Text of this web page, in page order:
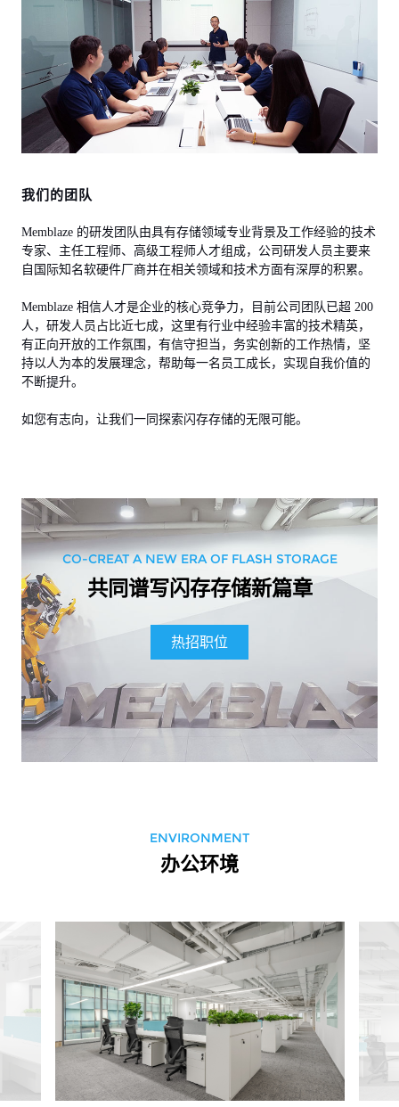
我们的团队
Memblaze 的研发团队由具有存储领域专业背景及工作经验的技术
专家、主任工程师、高级工程师人才组成，公司研发人员主要来
自国际知名软硬件厂商并在相关领域和技术方面有深厚的积累。
Memblaze 相信人才是企业的核心竞争力，目前公司团队已超 200
人，研发人员占比近七成，这里有行业中经验丰富的技术精英，
有正向开放的工作氛围，有信守担当，务实创新的工作热情，坚
持以人为本的发展理念，帮助每一名员工成长，实现自我价值的
不断提升。
如您有志向，让我们一同探索闪存存储的无限可能。
CO-CREAT A NEW ERA OF FLASH STORAGE
共同谱写闪存存储新篇章
热招职位
ENVIRONMENT
办公环境